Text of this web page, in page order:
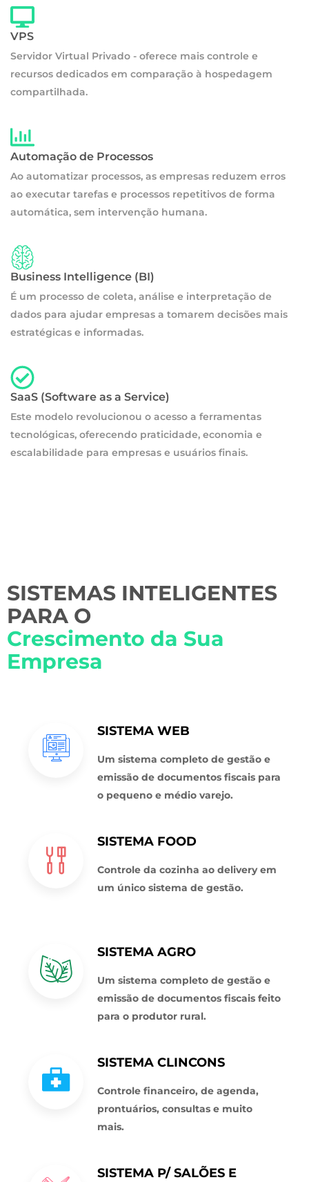
VPS
Servidor Virtual Privado - oferece mais controle e
recursos dedicados em comparação à hospedagem
compartilhada.
Automação de Processos
Ao automatizar processos, as empresas reduzem erros
ao executar tarefas e processos repetitivos de forma
automática, sem intervenção humana.
Business Intelligence (BI)
É um processo de coleta, análise e interpretação de
dados para ajudar empresas a tomarem decisões mais
estratégicas e informadas.
SaaS (Software as a Service)
Este modelo revolucionou o acesso a ferramentas
tecnológicas, oferecendo praticidade, economia e
escalabilidade para empresas e usuários finais.
SISTEMAS INTELIGENTES
PARA O
Crescimento da Sua
Empresa
SISTEMA WEB
Um sistema completo de gestão e
emissão de documentos fiscais para
o pequeno e médio varejo.
SISTEMA FOOD
Controle da cozinha ao delivery em
um único sistema de gestão.
SISTEMA AGRO
Um sistema completo de gestão e
emissão de documentos fiscais feito
para o produtor rural.
SISTEMA CLINCONS
Controle financeiro, de agenda,
prontuários, consultas e muito
mais.
SISTEMA P/ SALÕES E